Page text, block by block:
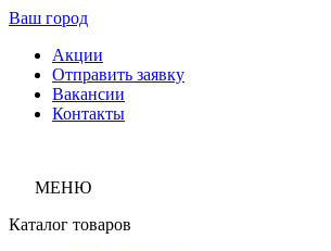
Ваш город
Акции
Отправить заявку
Вакансии
Контакты
МЕНЮ
Каталог товаров